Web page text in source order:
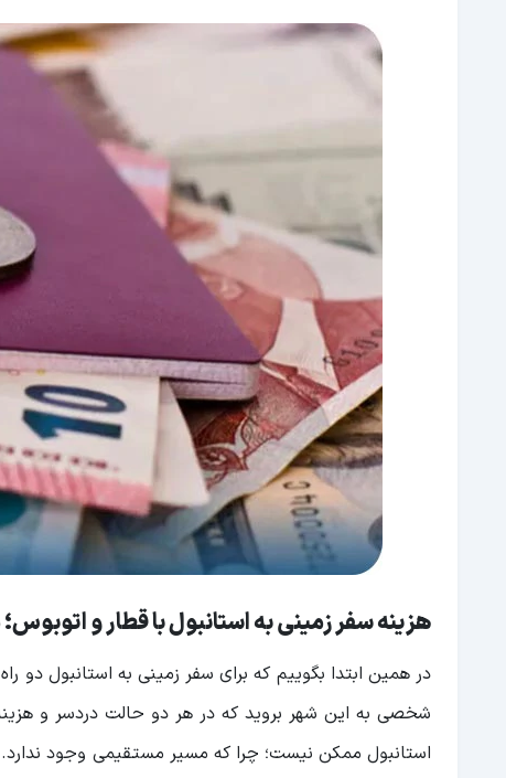
هزینه سفر زمینی به استانبول با قطار و
در همین ابتدا بگوییم که برای سفر زمینی به استانبول دو
شخصی به این شهر بروید که در هر دو حالت دردسر و
استانبول ممکن نیست؛ چرا که مسیر مستقیمی وجود ندارد.